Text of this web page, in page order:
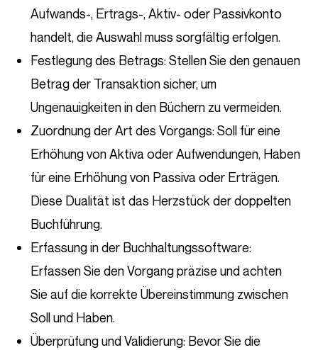
Aufwands-, Ertrags-, Aktiv- oder Passivkonto
handelt, die Auswahl muss sorgfältig erfolgen.
Festlegung des Betrags: Stellen Sie den genauen
Betrag der Transaktion sicher, um
Ungenauigkeiten in den Büchern zu vermeiden.
Zuordnung der Art des Vorgangs: Soll für eine
Erhöhung von Aktiva oder Aufwendungen, Haben
für eine Erhöhung von Passiva oder Erträgen.
Diese Dualität ist das Herzstück der doppelten
Buchführung.
Erfassung in der Buchhaltungssoftware:
Erfassen Sie den Vorgang präzise und achten
Sie auf die korrekte Übereinstimmung zwischen
Soll und Haben.
Überprüfung und Validierung: Bevor Sie die